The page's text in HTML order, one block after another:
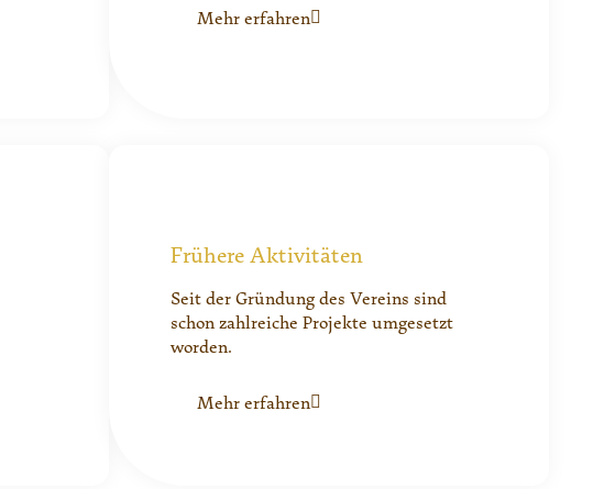
Mehr erfahren
Frühere Aktivitäten
Seit der Gründung des Vereins sind
schon zahlreiche Projekte umgesetzt
worden.
Mehr erfahren